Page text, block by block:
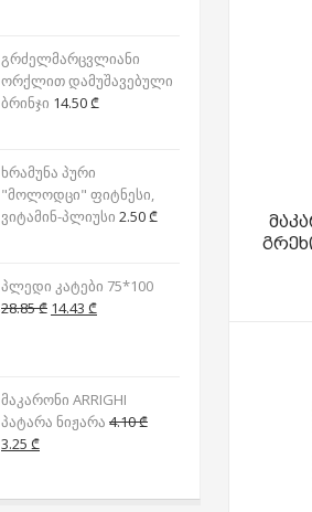
4.55 ₾.2.28 ₾.
გრძელმარცვლიანი
ორქლით დამუშავებული
ბრინჯი 14.50₾
ხრამუნა პური
"მოლოდცი" ფიტნესი,
ვიტამინ-პლიუსი 2.50₾
პლედი კატები 75*100
28.85₾ Original
14.43 ₾Current
მაკარონი ARRIGHI
პატარა ნიჟარა 4.10₾
Original
3.25 ₾Current